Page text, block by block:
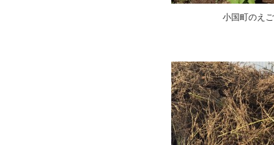
小国町のえご